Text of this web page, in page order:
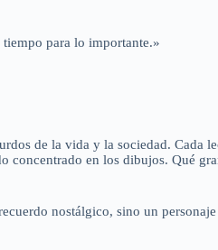
para lo importante.»
de la vida y la sociedad. Cada
concentrado en los dibujos. Qué
nostálgico, sino un